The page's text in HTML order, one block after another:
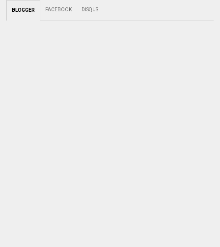
BLOGGER FACEBOOK DISQUS